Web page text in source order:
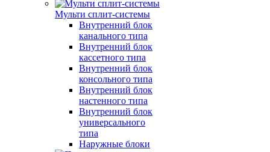
Мульти сплит-системы
Внутренний блок
канального типа
Внутренний блок
кассетного типа
Внутренний блок
консольного типа
Внутренний блок
настенного типа
Внутренний блок
универсального
типа
Наружные блоки